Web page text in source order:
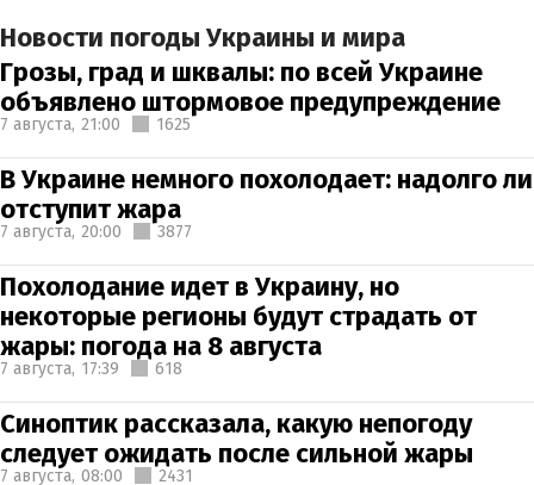
Новости погоды Украины и мира
Грозы, град и шквалы: по всей Украине
объявлено штормовое предупреждение
7 августа, 21:00 1625
В Украине немного похолодает: надолго ли
отступит жара
7 августа, 20:00 3877
Похолодание идет в Украину, но
некоторые регионы будут страдать от
жары: погода на 8 августа
7 августа, 17:39 618
Синоптик рассказала, какую непогоду
следует ожидать после сильной жары
7 августа, 08:00 2431